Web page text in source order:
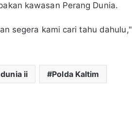
kawasan Perang Dunia.
segera kami cari tahu dahulu,"
ii Polda Kaltim